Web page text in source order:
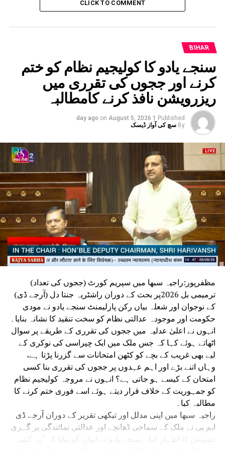
کوشلیندر کمار
DON'T MISS
نئے صنعتی مرکز کے طور پر تیزی سے ابھر رہا
ہےبہار،ریاست میں سرمایہ کاری کے ایک نئے دور کاہوچکا
ہے آغاز،اہم تجاویز کودی گئی ہے منظوری:وزیراعلیٰ
CLICK TO COMMENT
BIHAR
سنجے یادو کا کولیجیم نظام کو ختم
کرنے اور ججوں کی تقرری میں
ریزرویشن نافذ کرنے کامطالبہ
Published
1 day ago
on August 5, 2026
By سچ کی آواز ڈیسک
مظفرپور:راجیہ سبھا میں سپریم کورٹ (ججوں کی تعداد)
ترمیمی بل 2026پر بحث کے دوران راشٹریہ جنتا دل (آرجے ڈی)
کے نوجوان اور شعلہ بیاں رکن پارلیمنٹ سنجے یادو نے مودی
حکومت اور موجودہ عدالتی نظام کو سخت تنقید کا نشانہ بنایا۔
انہوں نے اعلیٰ عدلیہ میں ججوں کی تقرری کے طریقے پر سوال
اٹھاتے ہوئے کہا کہ جس ملک میں ایک چپراسی کی نوکری کے
لیے بھی غریب کے بچے کو کٹھن امتحانات سے گزرنا پڑتا ہے،
وہاں اتنے بڑے اور اہم عہدوں پر ججوں کی تقرری بنا کسی
امتحان کے کیسے ہو جاتی ہے؟ انہوں نے مروجہ کولیجیم نظام
کو جمہوریت کے خلاف قرار دیتے ہوئے اسے فوری ختم کرنے کا
مطالبہ کیا۔
راجیہ سبھا میں اپنی مدلل اور تیکھی تقریر کے دوران آرجے ڈی
ایم پی نے ملک کے سماجی ڈھانچے اور عدالتی نمائندگی پر گہری